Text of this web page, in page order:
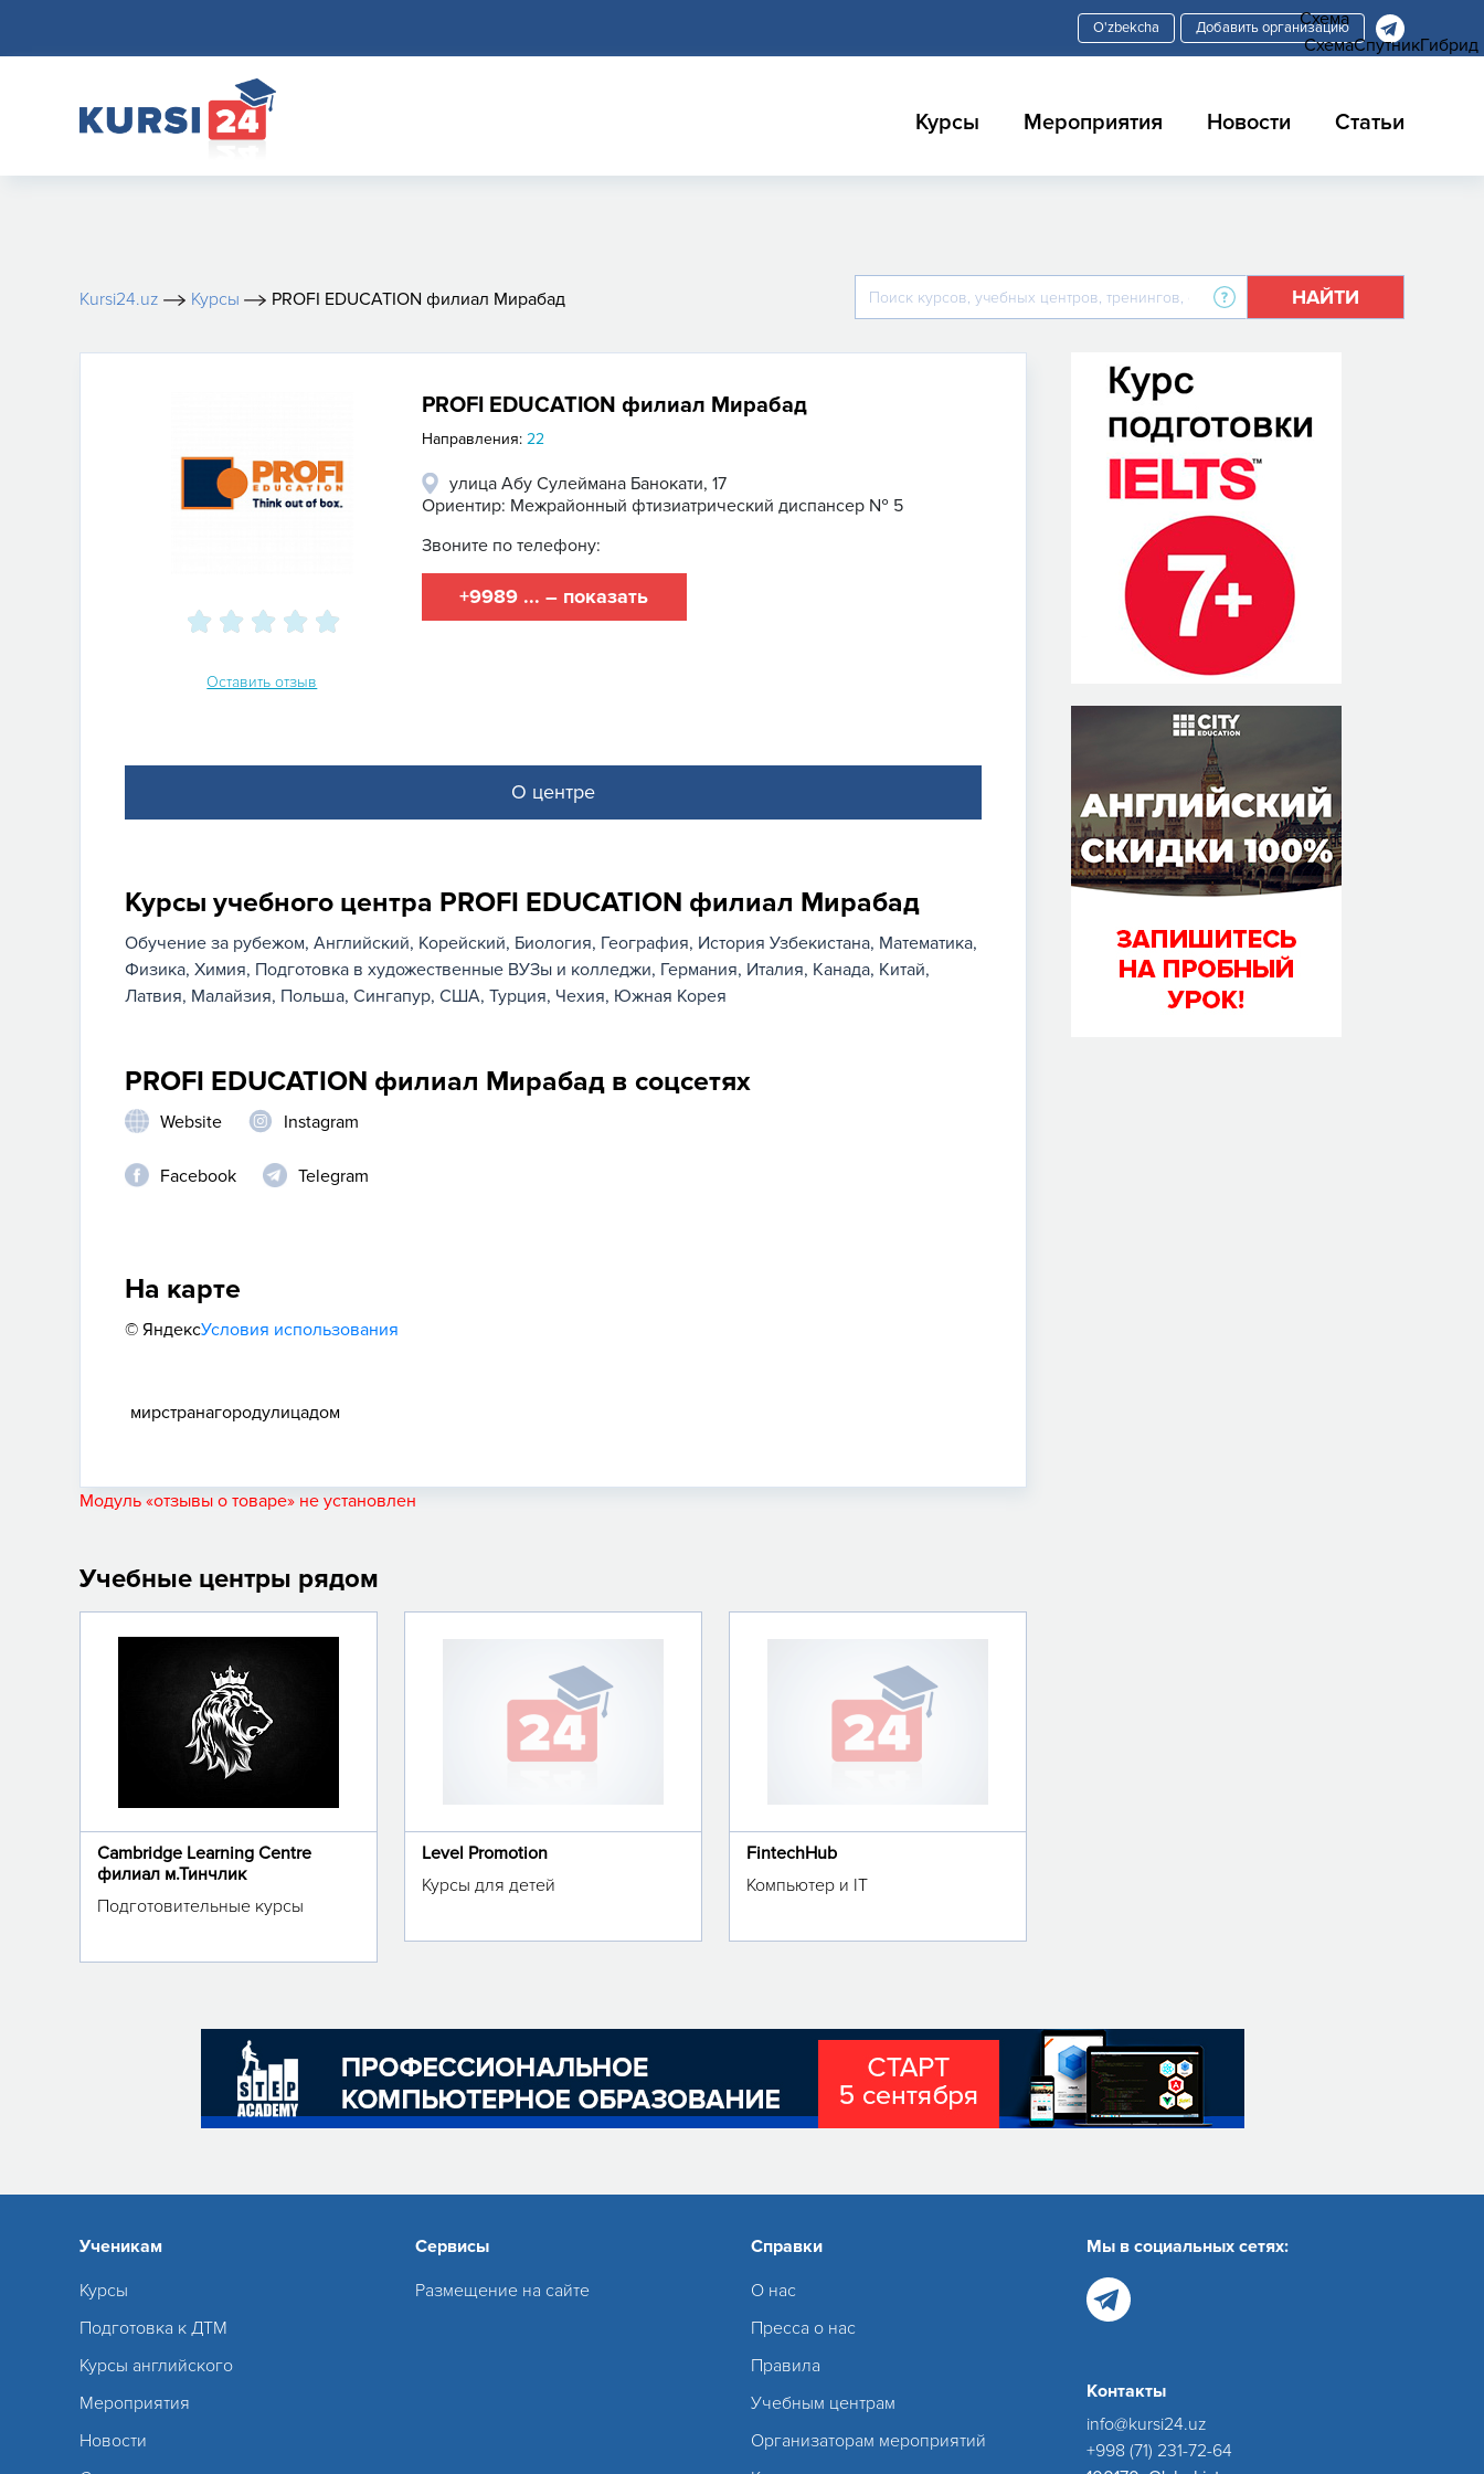
Добавить организацию
Курсы Мероприятия Новости Статьи
Kursi24.uz Курсы PROFI EDUCATION филиал Мирабад НАЙТИ
Оставить отзыв
PROFI EDUCATION филиал Мирабад
Направления: 22
улица Абу Сулеймана Банокати, 17
Ориентир: Межрайонный фтизиатрический диспансер № 5
Звоните по телефону:
+9989 ... – показать
О центре
Курсы учебного центра PROFI EDUCATION филиал Мирабад
Обучение за рубежом Английский Корейский Биология География История Узбекистана Математика
Физика Химия Подготовка в художественные ВУЗы и колледжи Германия Италия Канада Китай
Латвия Малайзия Польша Сингапур США Турция Чехия Южная Корея
PROFI EDUCATION филиал Мирабад в соцсетях
Website Instagram
Facebook Telegram
На карте
© ЯндексУсловия использования
Схема
СхемаСпутникГибрид
мирстранагородулицадом
Модуль «отзывы о товаре» не установлен
Учебные центры рядом
Cambridge Learning Centre
филиал м.Тинчлик
Подготовительные курсы
Level Promotion
Курсы для детей
FintechHub
Компьютер и IT
Ученикам
Курсы
Подготовка к ДТМ
Курсы английского
Мероприятия
Новости
Сервисы
Размещение на сайте
Справки
О нас
Пресса о нас
Правила
Учебным центрам
Организаторам мероприятий
Мы в социальных сетях:
Контакты
info@kursi24.uz
+998 (71) 231-72-64